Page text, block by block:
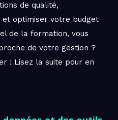
de qualité,
optimiser votre budget
de la formation, vous
de votre gestion ?
! Lisez la suite pour en